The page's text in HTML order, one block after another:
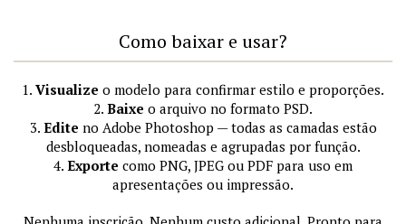
Como baixar e usar?
1. Visualize o modelo para confirmar estilo e proporções.
2. Baixe o arquivo no formato PSD.
3. Edite no Adobe Photoshop — todas as camadas estão
desbloqueadas, nomeadas e agrupadas por função.
4. Exporte como PNG, JPEG ou PDF para uso em
apresentações ou impressão.